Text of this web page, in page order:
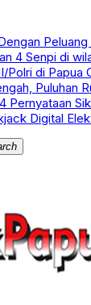
4 Senpi di
di Papua
Puluhan
Pernyataan
Digital